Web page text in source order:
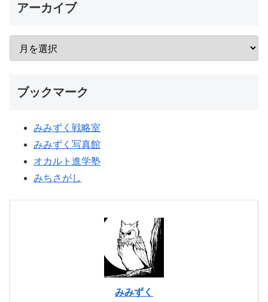
アーカイブ
ブックマーク
みみずく戦略室
みみずく写真館
オカルト進学塾
みちさがし
みみずく